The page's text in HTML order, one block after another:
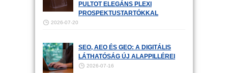
PULTOT ELEGÁNS PLEXI
PROSPEKTUSTARTÓKKAL
2026-07-20
SEO, AEO ÉS GEO: A DIGITÁLIS
LÁTHATÓSÁG ÚJ ALAPPILLÉREI
2026-07-16